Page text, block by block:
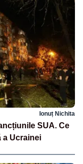
Ionuț Nichita
SUA. Ce
a Ucrainei